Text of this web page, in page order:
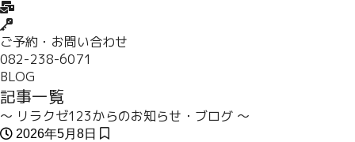
ご予約・お問い合わせ
082-238-6071
BLOG
記事一覧
～ リラクゼ123からのお知らせ・ブログ ～
2026年5月8日